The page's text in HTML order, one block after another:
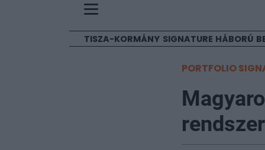
TISZA-KORMÁNY SIGNATURE HÁBORÚ
PORTFOLIO